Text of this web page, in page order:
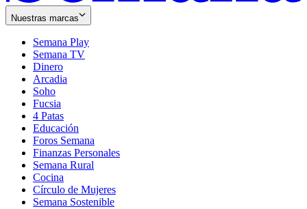
Nuestras marcas
Semana Play
Semana TV
Dinero
Arcadia
Soho
in
new
window
Fucsia
in
new
window
4 Patas
Educación
Foros Semana
Finanzas Personales
Semana Rural
Cocina
Círculo de Mujeres
Semana Sostenible